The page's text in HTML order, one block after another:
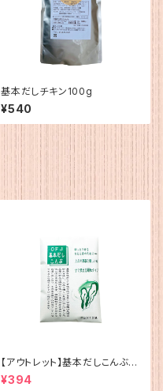
基本だしチキン100g
¥540
【アウトレット】基本だしこんぶ（5
g×12）
¥394